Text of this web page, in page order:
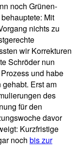
noch Grünen-
Mit
nichts zu
wir Korrekturen
Schröder nun
und habe
Erst am
des
für den
davor
Kurzfristige
noch bis zur